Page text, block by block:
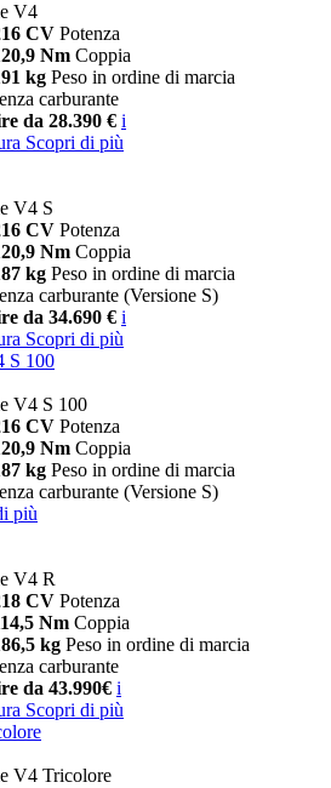
V4
CV Potenza
Nm Coppia
kg Peso in ordine di marcia
carburante
da 28.390 € i
Scopri di più
V4 S
CV Potenza
Nm Coppia
kg Peso in ordine di marcia
carburante (Versione S)
da 34.690 € i
Scopri di più
S 100
V4 S 100
CV Potenza
Nm Coppia
kg Peso in ordine di marcia
carburante (Versione S)
più
V4 R
CV Potenza
Nm Coppia
kg Peso in ordine di marcia
carburante
da 43.990€ i
Scopri di più
V4 Tricolore